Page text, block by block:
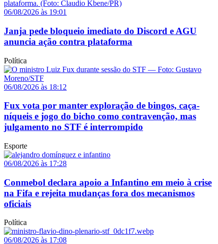
06/08/2026 às 19:01
Janja pede bloqueio imediato do Discord e AGU
anuncia ação contra plataforma
Política
06/08/2026 às 18:12
Fux vota por manter exploração de bingos, caça-
níqueis e jogo do bicho como contravenção, mas
julgamento no STF é interrompido
Esporte
06/08/2026 às 17:28
Conmebol declara apoio a Infantino em meio à crise
na Fifa e rejeita mudanças fora dos mecanismos
oficiais
Política
06/08/2026 às 17:08